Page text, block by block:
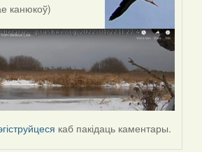
канюкоў)
каб пакідаць каментары.